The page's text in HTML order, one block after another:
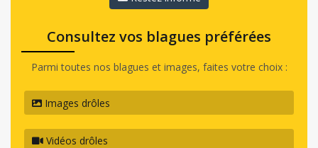
Consultez vos blagues préférées
Parmi toutes nos blagues et images, faites votre choix :
Images drôles
Vidéos drôles